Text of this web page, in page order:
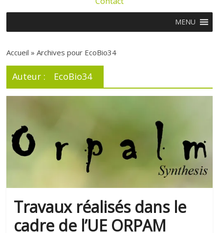
MENU
Accueil »Archives pour EcoBio34
Auteur : EcoBio34
Travaux réalisés dans le
cadre de l’UE ORPAM